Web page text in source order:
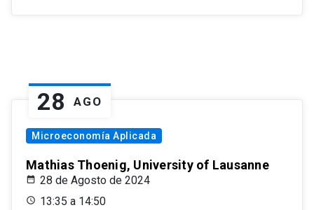
28 AGO
Microeconomía Aplicada
Mathias Thoenig, University of Lausanne
28 de Agosto de 2024
13:35 a 14:50